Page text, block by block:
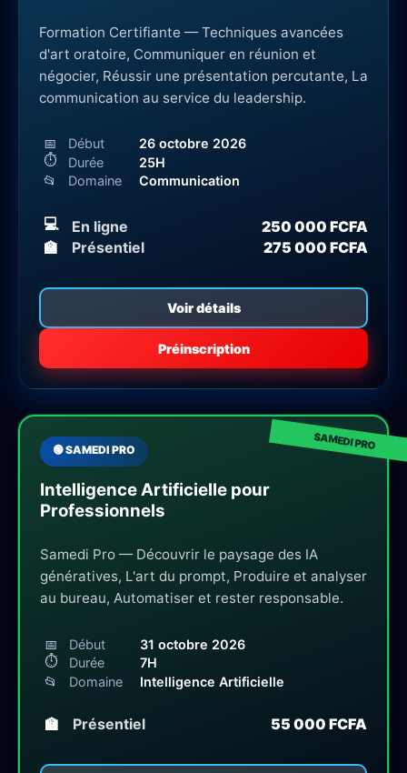
Formation Certifiante — Techniques avancées
d'art oratoire, Communiquer en réunion et
négocier, Réussir une présentation percutante, La
communication au service du leadership.
📅 Début
26 octobre 2026
⏱
Durée
25H
📂
Domaine Communication
💻 En ligne
250 000 FCFA
🏫
Présentiel 275 000 FCFA
Voir détails
Préinscription
🟢 SAMEDI PRO
Intelligence Artificielle pour
Professionnels
Samedi Pro — Découvrir le paysage des IA
génératives, L'art du prompt, Produire et analyser
au bureau, Automatiser et rester responsable.
📅 Début
31 octobre 2026
⏱
Durée
7H
📂
Domaine Intelligence Artificielle
🏫 Présentiel 55 000 FCFA